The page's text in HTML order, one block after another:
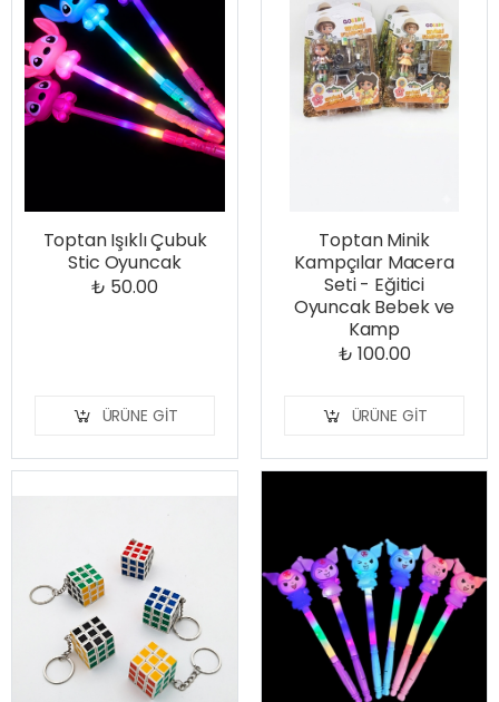
Toptan Işıklı Çubuk
Stic Oyuncak
₺ 50.00
ÜRÜNE GIT
Toptan Minik
Kampçılar Macera
Seti - Eğitici
Oyuncak Bebek ve
Kamp
₺ 100.00
ÜRÜNE GIT